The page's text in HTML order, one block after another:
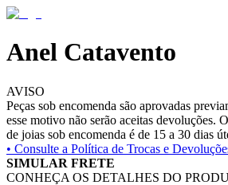
Anel Catavento
AVISO
Peças sob encomenda são aprovadas
esse motivo não serão aceitas devoluções.
de joias sob encomenda é de 15 a 30 dias
• Consulte a Política de Trocas e
SIMULAR FRETE
CONHEÇA OS DETALHES DO